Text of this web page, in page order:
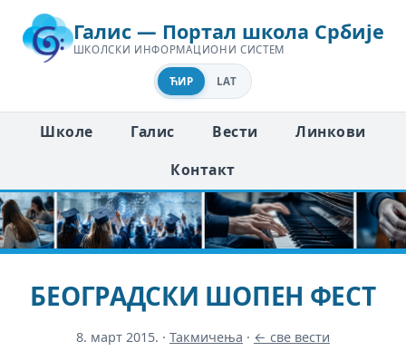
Галис — Портал школа Србије
ШКОЛСКИ ИНФОРМАЦИОНИ СИСТЕМ
ЋИР LAT
Школе Галис Вести
Линкови
Контакт
БЕОГРАДСКИ ШОПЕН ФЕСТ
8. март 2015. · Такмичења · ← све вести